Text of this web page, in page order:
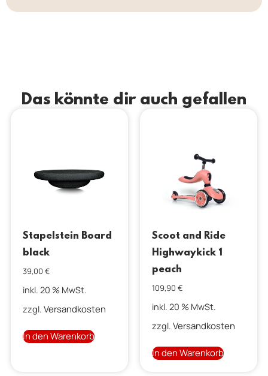
Das könnte dir auch gefallen
Stapelstein Board
black
39,00 €
inkl. 20 % MwSt.
zzgl. Versandkosten
In den Warenkorb
Scoot and Ride
Highwaykick 1
peach
109,90 €
inkl. 20 % MwSt.
zzgl. Versandkosten
In den Warenkorb